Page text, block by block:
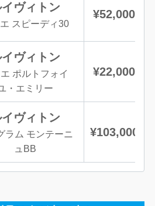
イヴィトン
スピーディ30
¥52,000
イヴィトン
ポルトフォイ
・エミリー
¥22,000
イヴィトン
ラム モンテーニ
ュBB
¥103,000